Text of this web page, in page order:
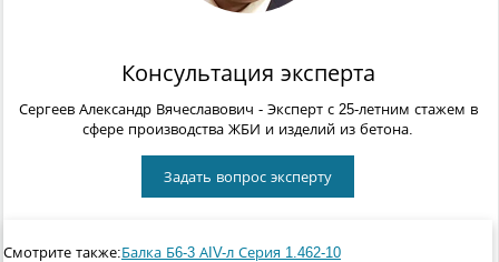
Консультация эксперта
Сергеев Александр Вячеславович - Эксперт с 25-летним стажем в
сфере производства ЖБИ и изделий из бетона.
Задать вопрос эксперту
Смотрите также:Балка Б6-3 АIV-л Серия 1.462-10